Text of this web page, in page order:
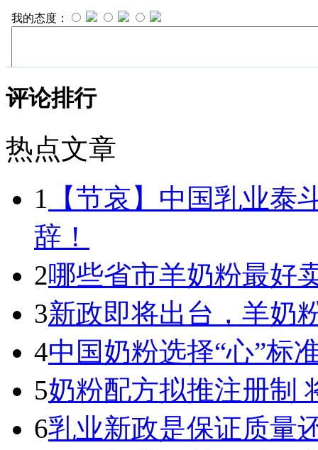
评论排行
热点文章
1 【节哀】中国乳业
辞！
2哪些省市羊奶粉最好
3新政即将出台，羊奶
4中国奶粉选择“心”标
5奶粉配方拟推注册制
6乳业新政是保证质量